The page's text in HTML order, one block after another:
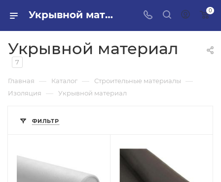
Укрывной материал в ПИЛОН — купить стройматериалы в интернет-магазине ПИЛОН с доставкой оптом и в розницу 0
Укрывной материал
7
Главная — Каталог — Строительные материалы —
Изоляция — Укрывной материал
ФИЛЬТР